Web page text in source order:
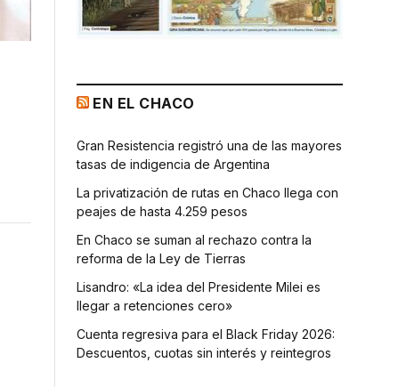
EN EL CHACO
Gran Resistencia registró una de las mayores
tasas de indigencia de Argentina
La privatización de rutas en Chaco llega con
peajes de hasta 4.259 pesos
En Chaco se suman al rechazo contra la
reforma de la Ley de Tierras
Lisandro: «La idea del Presidente Milei es
llegar a retenciones cero»
Cuenta regresiva para el Black Friday 2026:
Descuentos, cuotas sin interés y reintegros